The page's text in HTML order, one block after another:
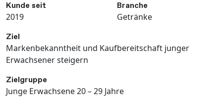
Kunde seit
2019
Branche
Getränke
Ziel
Markenbekanntheit und Kaufbereitschaft junger
Erwachsener steigern
Zielgruppe
Junge Erwachsene 20 – 29 Jahre